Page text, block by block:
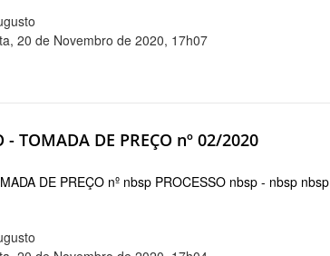
20 de Novembro de 2020, 17h07
- TOMADA DE PREÇO nº 02/2020
DE PREÇO nº nbsp PROCESSO nbsp - nbsp